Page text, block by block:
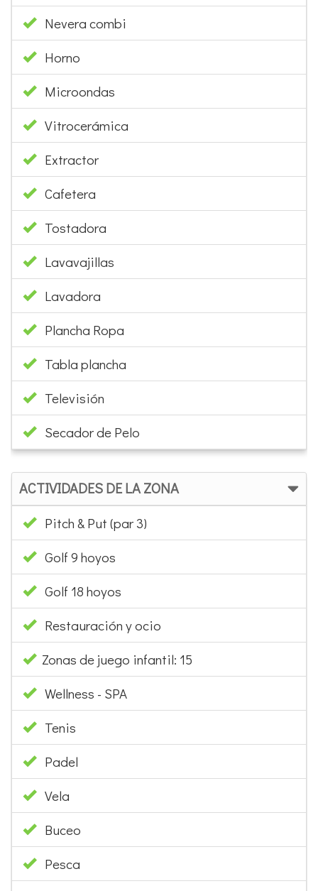
Nevera combi
Horno
Microondas
Vitrocerámica
Extractor
Cafetera
Tostadora
Lavavajillas
Lavadora
Plancha Ropa
Tabla plancha
Televisión
Secador de Pelo
ACTIVIDADES DE LA ZONA
Pitch & Put (par 3)
Golf 9 hoyos
Golf 18 hoyos
Restauración y ocio
Zonas de juego infantil: 15
Wellness - SPA
Tenis
Padel
Vela
Buceo
Pesca